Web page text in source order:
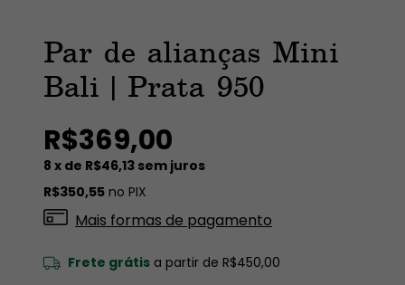
Par de alianças Mini
Bali | Prata 950
R$369,00
8 x de R$46,13 sem juros
R$350,55 no PIX
Mais formas de pagamento
Frete grátis a partir de R$450,00